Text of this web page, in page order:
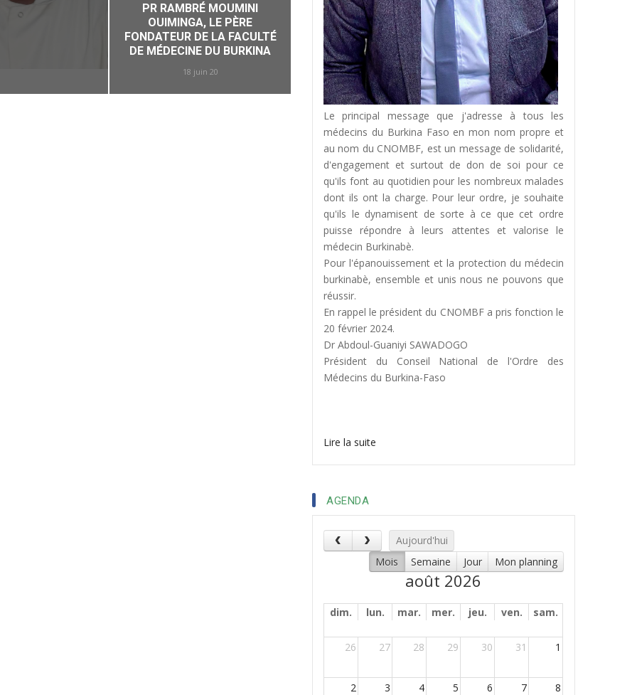
PR RAMBRÉ MOUMINI
OUIMINGA, LE PÈRE
FONDATEUR DE LA FACULTÉ
DE MÉDECINE DU BURKINA
18 juin 20
CLIP VIDÉO: DR HASSANE
1ER JUMEAU KOEFI
SENSIBILISE SUR LA COVID
Le principal message que j'adresse à tous les
médecins du Burkina Faso en mon nom propre et
au nom du CNOMBF, est un message de solidarité,
d'engagement et surtout de don de soi pour ce
qu'ils font au quotidien pour les nombreux malades
dont ils ont la charge. Pour leur ordre, je souhaite
qu'ils le dynamisent de sorte à ce que cet ordre
puisse répondre à leurs attentes et valorise le
médecin Burkinabè.
Pour l'épanouissement et la protection du médecin
burkinabè, ensemble et unis nous ne pouvons que
réussir.
En rappel le président du CNOMBF a pris fonction le
20 février 2024.
Dr Abdoul-Guaniyi SAWADOGO
Président du Conseil National de l'Ordre des
Médecins du Burkina-Faso
Lire la suite
AGENDA
Aujourd'hui
Mois
Semaine Jour Mon planning
août 2026
dim. lun. mar. mer. jeu. ven. sam.
26 27 28 29 30 31 1
2 3 4 5 6 7 8